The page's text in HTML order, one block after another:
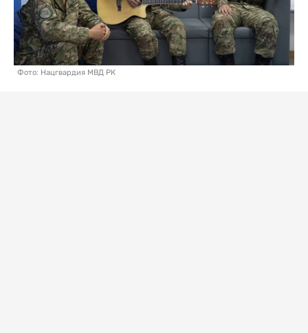
Фото: Нацгвардия МВД РК